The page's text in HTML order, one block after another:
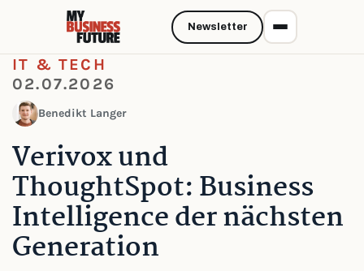
IT & TECH
02.07.2026
Benedikt Langer
Verivox und
ThoughtSpot: Business
Intelligence der nächsten
Generation
Newsletter